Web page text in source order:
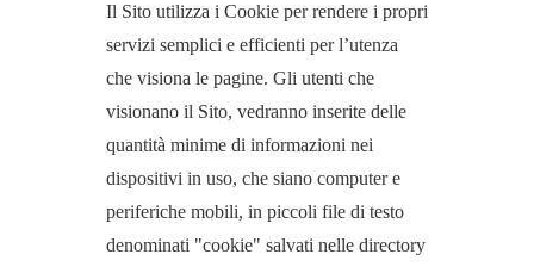
Il Sito utilizza i Cookie per rendere i propri
servizi semplici e efficienti per l’utenza
che visiona le pagine. Gli utenti che
visionano il Sito, vedranno inserite delle
quantità minime di informazioni nei
dispositivi in uso, che siano computer e
periferiche mobili, in piccoli file di testo
denominati "cookie" salvati nelle directory